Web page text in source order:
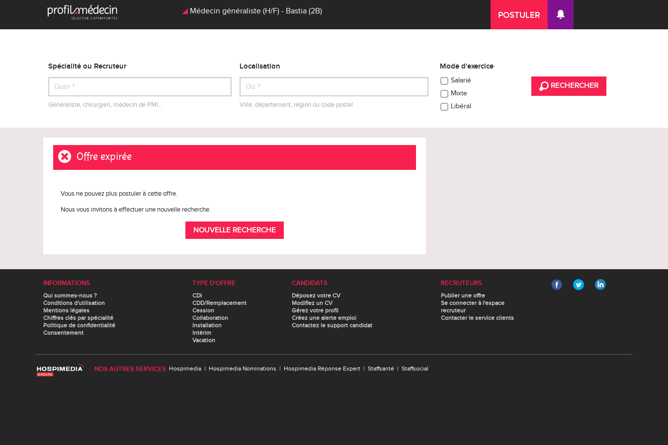
Médecin généraliste (H/F) - Bastia (2B) POSTULER
Spécialité ou Recruteur
Généraliste, chirurgien, médecin de PMI…
Localisation
Ville, département, région ou code postal
Mode d'exercice
Salarié
Mixte
Libéral
RECHERCHER
Offre expirée
Vous ne pouvez plus postuler à cette offre.
Nous vous invitons à effectuer une nouvelle recherche.
NOUVELLE RECHERCHE
INFORMATIONS
Qui sommes-nous ?
Conditions d'utilisation
Mentions légales
Chiffres clés par spécialité
Politique de confidentialité
Consentement
TYPE D'OFFRE
CDI
CDD/Remplacement
Cession
Collaboration
Installation
Intérim
Vacation
CANDIDATS
Déposez votre CV
Modifiez un CV
Gérez votre profil
Créez une alerte emploi
Contactez le support candidat
RECRUTEURS
Publier une offre
Se connecter à l'espace
recruteur
Contacter le service clients
NOS AUTRES SERVICES Hospimedia | Hospimedia Nominations | Hospimedia Réponse Expert | Staffsanté | Staffsocial